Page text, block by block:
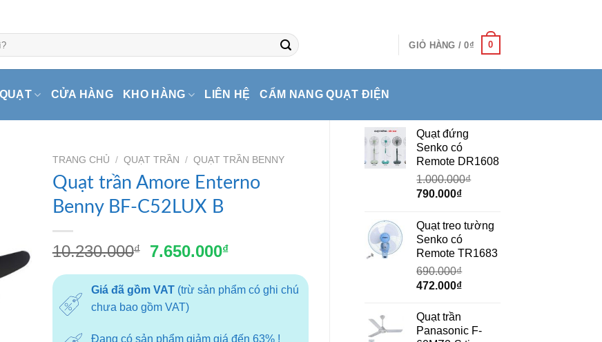
GIỎ HÀNG /0₫ 0
CỬA HÀNG KHO HÀNG LIÊN HỆ CẨM NANG QUẠT ĐIỆN
Quạt đứng
Senko có
Remote DR1608
1.000.000₫
Giá
là:
1.000.000₫.
790.000₫Giá
tại
là:
790.000₫.
Quạt treo tường
Senko có
Remote TR1683
690.000₫
Giá
là:
690.000₫.
472.000₫Giá
là:
Quạt trần
Panasonic F-
TRANG CHỦ / QUẠT TRẦN / QUẠT TRẦN BENNY
Quạt trần Amore Enterno
Benny BF-C52LUX B
10.230.000₫
Giá
là:
10.230.000₫.
7.650.000₫Giá
tại
là:
Giá đã gồm VAT(trừ sản phẩm có ghi chú
chưa bao gồm VAT)
Đang có sản phẩm giảm giá đến 63% !